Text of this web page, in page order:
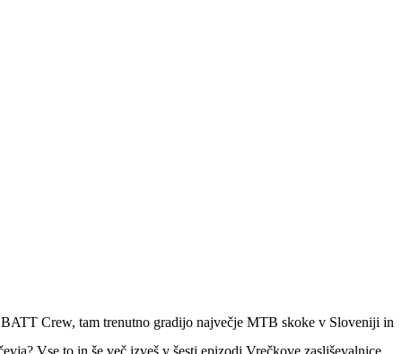
Crew, tam trenutno gradijo največje MTB skoke v Sloveniji in
Vse to in še več izveš v šesti epizodi Vrečkove zasliševalnice.